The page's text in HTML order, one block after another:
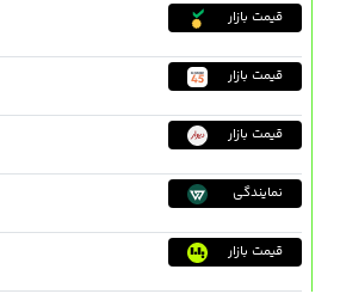
قیمت بازار
قیمت بازار
قیمت بازار
نمایندگی
قیمت بازار